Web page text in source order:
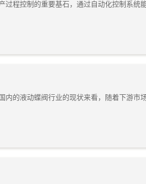
程控制的重要基石，通过自动化控制系统
的液动蝶阀行业的现状来看，随着下游市